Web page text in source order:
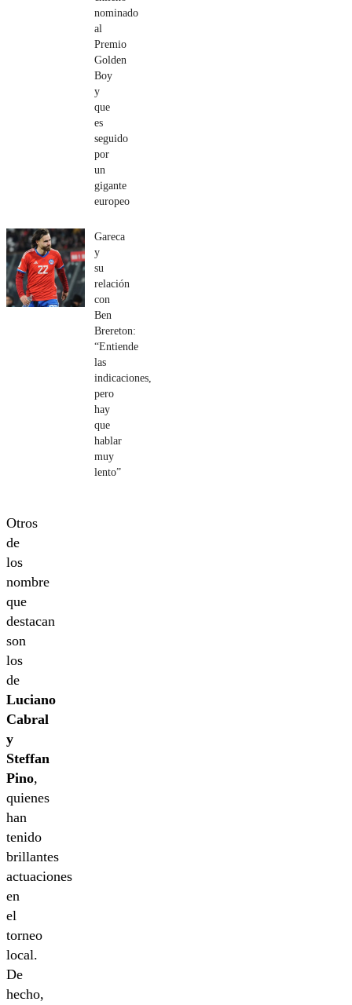
nominado
al
Premio
Golden
Boy
y
que
es
seguido
por
un
gigante
europeo
Gareca
y
su
relación
con
Ben
Brereton:
“Entiende
las
indicaciones,
pero
hay
que
hablar
muy
lento”
Otros
de
los
nombre
que
destacan
son
los
de
Luciano
Cabral
y
Steffan
Pino,
quienes
han
tenido
brillantes
actuaciones
en
el
torneo
local.
De
hecho,